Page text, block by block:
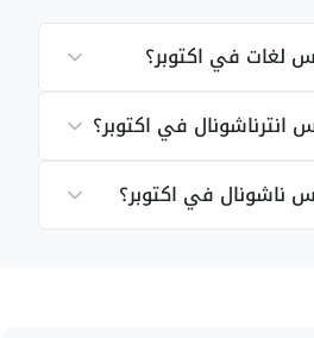
لغات في اكتوبر؟
في اكتوبر؟
في اكتوبر؟